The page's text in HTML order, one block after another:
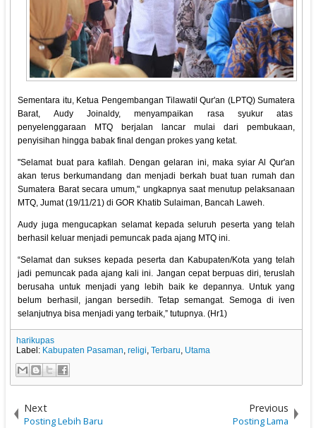
Sementara itu, Ketua Pengembangan Tilawatil Qur'an (LPTQ) Sumatera
Barat, Audy Joinaldy, menyampaikan rasa syukur atas
penyelenggaraan MTQ berjalan lancar mulai dari pembukaan,
penyisihan hingga babak final dengan prokes yang ketat.
"Selamat buat para kafilah. Dengan gelaran ini, maka syiar Al Qur'an
akan terus berkumandang dan menjadi berkah buat tuan rumah dan
Sumatera Barat secara umum," ungkapnya saat menutup pelaksanaan
MTQ, Jumat (19/11/21) di GOR Khatib Sulaiman, Bancah Laweh.
Audy juga mengucapkan selamat kepada seluruh peserta yang telah
berhasil keluar menjadi pemuncak pada ajang MTQ ini.
“Selamat dan sukses kepada peserta dan Kabupaten/Kota yang telah
jadi pemuncak pada ajang kali ini. Jangan cepat berpuas diri, teruslah
berusaha untuk menjadi yang lebih baik ke depannya. Untuk yang
belum berhasil, jangan bersedih. Tetap semangat. Semoga di iven
selanjutnya bisa menjadi yang terbaik,” tutupnya. (Hr1)
harikupas
Label: Kabupaten Pasaman,religi,Terbaru, Utama
Next
Posting Lebih Baru
Previous
Posting Lama